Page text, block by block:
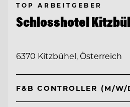
TOP ARBEITGEBER
Schlosshotel
6370 Kitzbühel, Österreich
F&B CONTROLLER (M/W/